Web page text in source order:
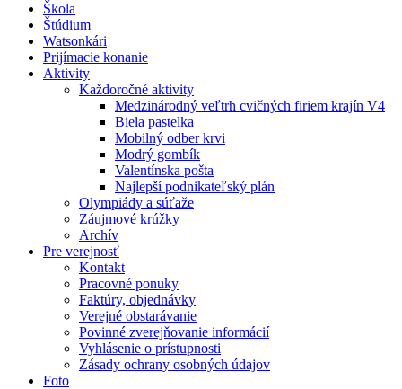
Škola
Štúdium
Watsonkári
Prijímacie konanie
Aktivity
Každoročné aktivity
Medzinárodný veľtrh cvičných firiem krajín V4
Biela pastelka
Mobilný odber krvi
Modrý gombík
Valentínska pošta
Najlepší podnikateľský plán
Olympiády a súťaže
Záujmové krúžky
Archív
Pre verejnosť
Kontakt
Pracovné ponuky
Faktúry, objednávky
Verejné obstarávanie
Povinné zverejňovanie informácií
Vyhlásenie o prístupnosti
Zásady ochrany osobných údajov
Foto